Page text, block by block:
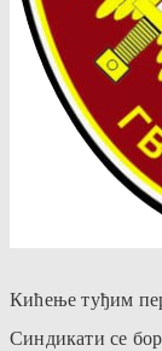
Кићење туђим
Синдикати се